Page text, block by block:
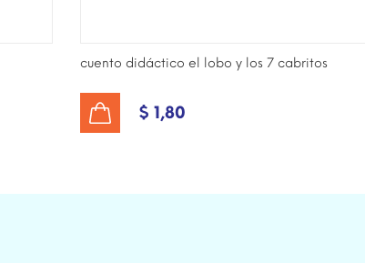
cuento didáctico el lobo y los 7 cabritos
$ 1,80